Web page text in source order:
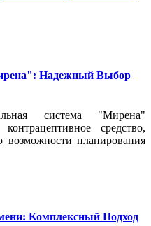
Надежный Выбор
система "Мирена"
средство,
возможности планирования
Комплексный Подход